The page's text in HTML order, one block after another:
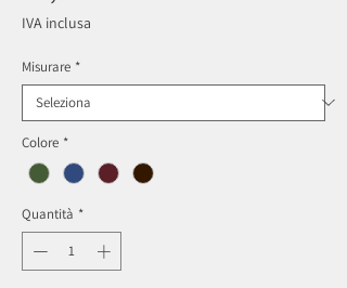
IVA inclusa
Misurare *
Colore *
Quantità *